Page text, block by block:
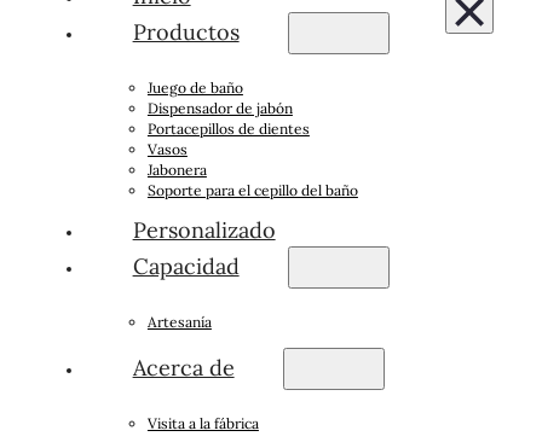
Arabic
Productos
Juego de baño
Dispensador de jabón
Portacepillos de dientes
Vasos
Jabonera
Soporte para el cepillo del baño
Personalizado
Capacidad
Artesanía
Acerca de
Visita a la fábrica